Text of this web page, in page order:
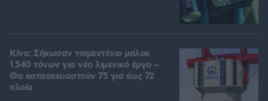
Κίνα: Σήκωσαν τσιμεντένιο μπλοκ
1.540 τόνων για νέο λιμενικό έργο –
Θα κατασκευαστούν 75 για έως 72
πλοία